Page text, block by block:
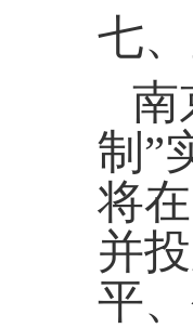
七
南
制”
将
并
平